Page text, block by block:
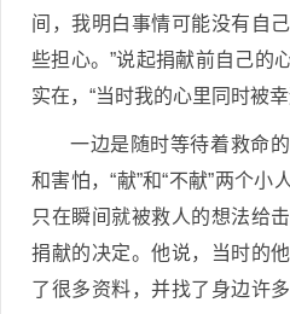
间，我明白事情可能没有自
些担心。”说起捐献前自己的
实在，“当时我的心里同时被
一边是随时等待着救命
和害怕，“献”和“不献”两个
只在瞬间就被救人的想法给
捐献的决定。他说，当时的
了很多资料，并找了身边许